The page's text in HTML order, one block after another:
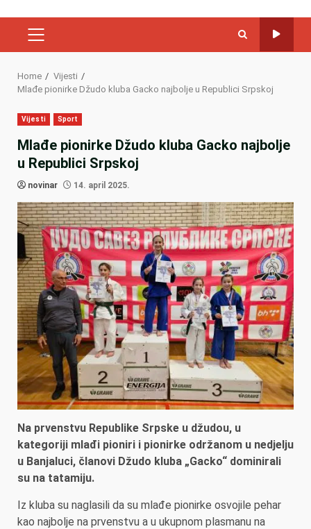
PRIMARY
Home
Vijesti
Mlađe pionirke Džudo kluba Gacko najbolje u Republici Srpskoj
Vijesti Sport
Mlađe pionirke Džudo kluba Gacko najbolje
u Republici Srpskoj
novinar 14. april 2025.
Na prvenstvu Republike Srpske u džudou, u
kategoriji mlađi pioniri i pionirke održanom u nedjelju
u Banjaluci, članovi Džudo kluba „Gacko“ dominirali
su na tatamiju.
Iz kluba su naglasili da su mlađe pionirke osvojile pehar
kao najbolje na prvenstvu a u ukupnom plasmanu na